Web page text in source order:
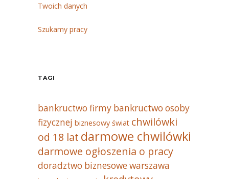
Twoich danych
Szukamy pracy
TAGI
bankructwo firmy bankructwo osoby
fizycznej biznesowy świat chwilówki
od 18 lat darmowe chwilówki
darmowe ogłoszenia o pracy
doradztwo biznesowe warszawa